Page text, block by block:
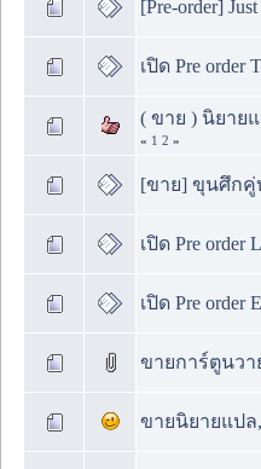
[Pre-order]
เปิด Pre
( ขาย ) นิยาย
« 1 2 »
[ขาย] ขุนศึกคู่
เปิด Pre order
เปิด Pre
ขายการ์ตูนวาย
ขายนิยายแปล,